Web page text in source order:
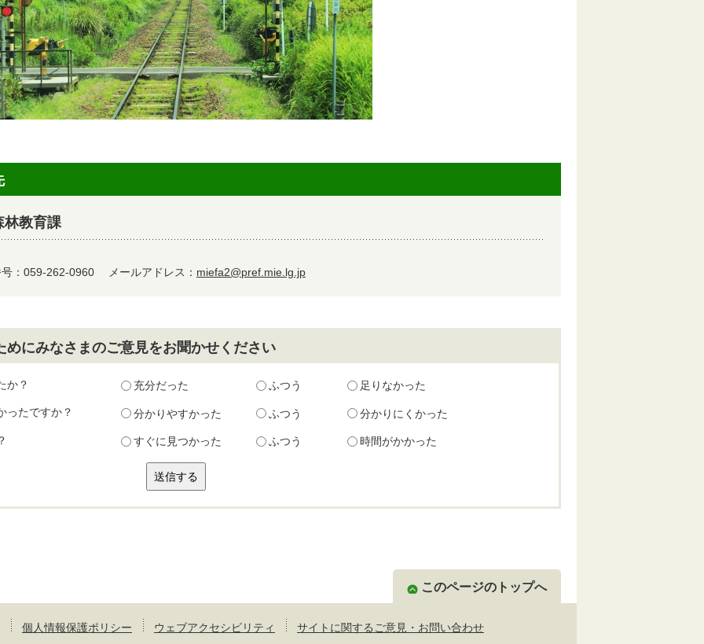
教育課
：059-262-0960 メールアドレス： miefa2@pref.mie.lg.jp
にみなさまのご意見をお聞かせください
か？ 充分だった ふつう 足りなかった
ったですか？ 分かりやすかった ふつう 分かりにくかった
すぐに見つかった ふつう 時間がかかった
このページのトップへ
個人情報保護ポリシー ウェブアクセシビリティ サイトに関するご意見・お問い合わせ